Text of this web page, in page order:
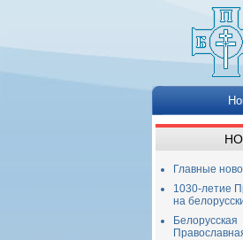
Главные
1030-летие
на
Белорусская